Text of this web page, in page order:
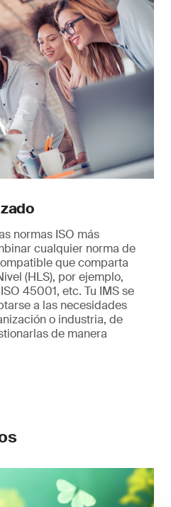
normas ISO más
cualquier norma de
que comparta
(HLS), por ejemplo,
45001, etc. Tu IMS se
a las necesidades
o industria, de
de manera